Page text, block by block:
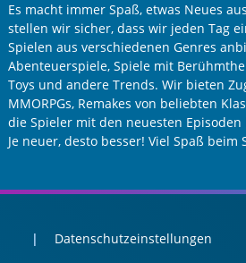
Es macht immer Spaß, etwas Neues
stellen wir sicher, dass wir jeden Tag
Spielen aus verschiedenen Genres
Abenteuerspiele, Spiele mit
Toys und andere Trends. Wir bieten
MMORPGs, Remakes von beliebten
die Spieler mit den neuesten
Je neuer, desto besser! Viel Spaß beim
Datenschutzeinstellungen